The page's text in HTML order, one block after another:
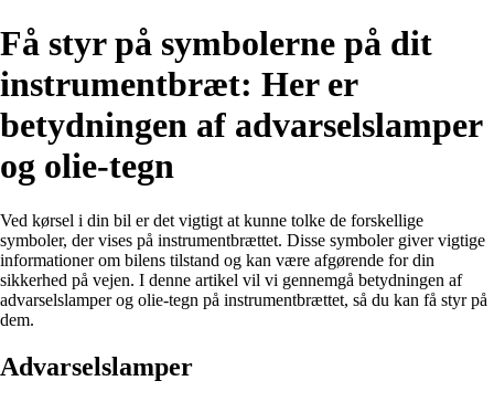
Få styr på symbolerne på dit
instrumentbræt: Her er
betydningen af advarselslamper
og olie-tegn
Ved kørsel i din bil er det vigtigt at kunne tolke de forskellige
symboler, der vises på instrumentbrættet. Disse symboler giver vigtige
informationer om bilens tilstand og kan være afgørende for din
sikkerhed på vejen. I denne artikel vil vi gennemgå betydningen af
advarselslamper og olie-tegn på instrumentbrættet, så du kan få styr på
dem.
Advarselslamper